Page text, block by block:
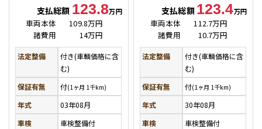
支払総額 123.8万円
車両本体
109.8万円
諸費用
14万円
法定整備
付き(車輌価格に含
む)
保証有無
付(1ヶ月 1千km)
年式
03年08月
車検
車検整備付
支払総額 123.4万円
車両本体
112.7万円
諸費用
10.7万円
法定整備
付き(車輌価格に含
む)
保証有無
付(1ヶ月 1千km)
年式
30年08月
車検
車検整備付